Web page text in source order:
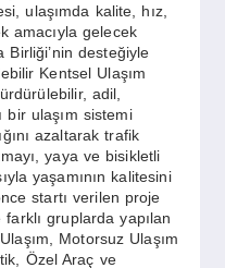
ulaşımda kalite, hız,
amacıyla gelecek
Birliği’nin desteğiyle
Kentsel Ulaşım
adil,
bir ulaşım sistemi
azaltarak trafik
yaya ve bisikletli
yaşamının kalitesini
startı verilen proje
gruplarda yapılan
Motorsuz Ulaşım
Özel Araç ve